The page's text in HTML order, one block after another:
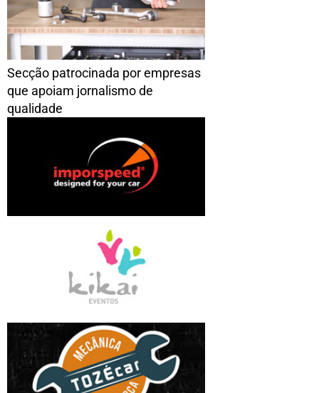
Secção patrocinada por empresas
que apoiam jornalismo de
qualidade